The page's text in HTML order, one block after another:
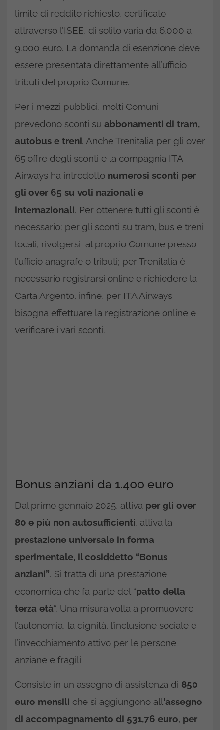
limite di reddito richiesto, certificato
attraverso l’ISEE, di solito varia da 6.000 a
9.000 euro. La domanda di esenzione deve
essere presentata direttamente all’ufficio
tributi del proprio Comune.
Per i mezzi pubblici, molti Comuni
prevedono sconti su abbonamenti di tram,
autobus e treni. Anche Trenitalia per gli over
65 offre degli sconti e la compagnia ITA
Airways ha introdotto numerosi sconti per
gli over 65 su voli nazionali e
internazionali. Per ottenere tutti gli sconti è
necessario: per gli sconti su tram, bus e treni
locali, rivolgersi al proprio Comune presso
l’ufficio anagrafe o tributi; per Trenitalia è
necessario registrarsi online e richiedere la
Carta Argento, infine, per ITA Airways
bisogna effettuare la registrazione online e
verificare i vari sconti.
Bonus anziani da 1.400 euro
Dal primo gennaio 2025, attiva per gli over
80 e più non autosufficienti, attiva la
prestazione universale in forma
sperimentale, il cosiddetto “Bonus
anziani”. Si tratta di una prestazione
economica che fa parte del “patto della
terza età“. Una misura volta a promuovere
l’autonomia, la dignità, l’inclusione sociale e
l’invecchiamento attivo per le persone
anziane e fragili.
Consiste in un assegno di assistenza di 850
euro mensili che si aggiungono all‘assegno
di accompagnamento di 531,76 euro, per